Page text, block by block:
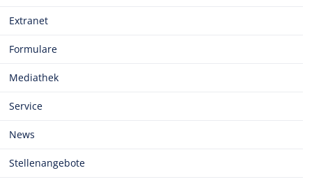
Extranet
Formulare
Mediathek
Service
News
Stellenangebote